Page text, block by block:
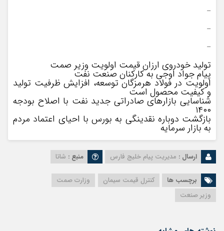
–
–
–
تولید خودروی ارزان قیمت اولویت وزیر صمت
پیام جواد اوجی به کارکنان صنعت نفت
اولویت در فولاد هرمزگان توسعه، افزایش ظرفیت تولید
و کیفیت محصول است
شناسایی بازارهای صادراتی جدید نفت با اصلاح بودجه
۱۴۰۰
بازگشت دوباره نقدینگی به بورس با احیای اعتماد مردم
به بازار سرمایه
ارسال : مدیریت پیام خلیج فارس منبع : شاتا
برچسب ها کنترل قیمت سیمان
وزارت صمت
وزیر صنعت